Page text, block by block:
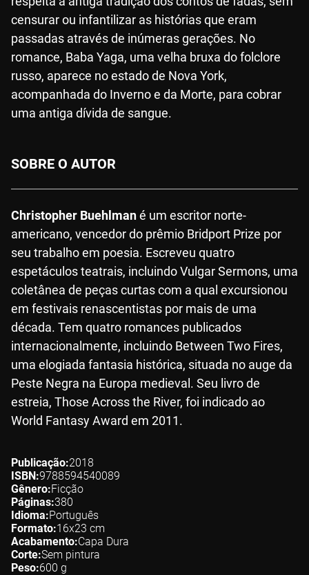
censurar ou infantilizar as histórias que eram
passadas através de inúmeras gerações. No
romance, Baba Yaga, uma velha bruxa do folclore
russo, aparece no estado de Nova York,
acompanhada do Inverno e da Morte, para cobrar
uma antiga dívida de sangue.
SOBRE O AUTOR
Christopher Buehlmané um escritor norte-
americano, vencedor do prêmio Bridport Prize por
seu trabalho em poesia. Escreveu quatro
espetáculos teatrais, incluindo Vulgar Sermons, uma
coletânea de peças curtas com a qual excursionou
em festivais renascentistas por mais de uma
década. Tem quatro romances publicados
internacionalmente, incluindo Between Two Fires,
uma elogiada fantasia histórica, situada no auge da
Peste Negra na Europa medieval. Seu livro de
estreia, Those Across the River, foi indicado ao
World Fantasy Award em 2011.
Publicação 2018
ISBN 9788594540089
Gênero Ficção
Páginas 380
Idioma Português
Formato 16x23 cm
Acabamento Capa Dura
Corte Sem pintura
Peso 600 g